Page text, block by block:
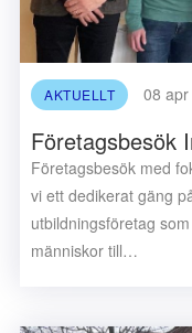
AKTUELLT 08
Företagsbesök
Företagsbesök med
vi ett dedikerat gäng
utbildningsföretag
människor till…